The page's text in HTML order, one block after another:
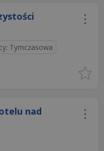
Tymczasowa
nad